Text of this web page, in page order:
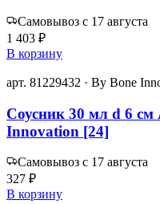
Самовывоз с 17 августа
1 403 ₽
В корзину
арт. 81229432 · By Bone
Соусник 30 мл d 6
Innovation [24]
Самовывоз с 17 августа
327 ₽
В корзину